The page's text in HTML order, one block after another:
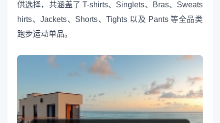
供选择，共涵盖了 T-shirts、Singlets、Bras、Sweats
hirts、Jackets、Shorts、Tights 以及 Pants 等全品类
跑步运动单品。